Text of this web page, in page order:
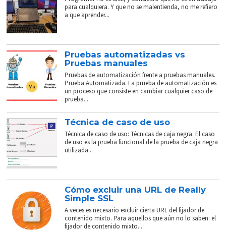
para cualquiera. Y que no se malentienda, no me refiero
a que aprender...
Pruebas automatizadas vs
Pruebas manuales
Pruebas de automatización frente a pruebas manuales.
Prueba Automatizada. La prueba de automatización es
un proceso que consiste en cambiar cualquier caso de
prueba...
Técnica de caso de uso
Técnica de caso de uso: Técnicas de caja negra. El caso
de uso es la prueba funcional de la prueba de caja negra
utilizada...
Cómo excluir una URL de Really
Simple SSL
A veces es necesario excluir cierta URL del fijador de
contenido mixto. Para aquellos que aún no lo saben: el
fijador de contenido mixto...